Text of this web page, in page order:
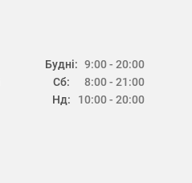
Будні:
Сб:
Нд:
9:00 - 20:00
8:00 - 21:00
10:00 - 20:00